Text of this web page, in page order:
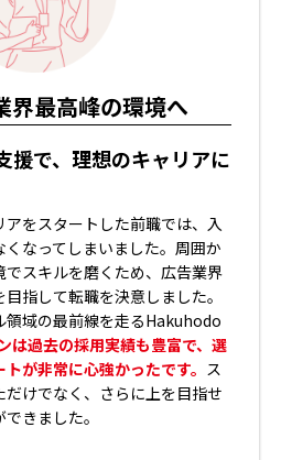
プとキャリアアップを
心して応募できた
シーで営業を経験。仕事にはや
将来を見据えて「もっと年収を
り、最大手クラスへの転職を目
DY ONEの求人は、ほか
されていたのですが、紹介実績
る事例を詳しく教えてもらえた
ことに。結果として、希望を大
収アップにつながりました。
げる転職
ティング会社で、SEOを中心に
重が高くなったので、マスメデ
た。担当コンサルタントは、面接
寧で、スムーズに選考を進めら
サルタントとして入社して、コ
に携わるようになり、活躍のフ
と感じています。
界最高峰の環境へ
援で、理想のキャリアに
をスタートした前職では、入
なってしまいました。周囲か
でスキルを磨くため、広告業界
指して転職を決意しました。
領域の最前線を走るHakuhodo
は過去の採用実績も豊富で、選
が非常に心強かったです。 ス
けでなく、さらに上を目指せ
きました。